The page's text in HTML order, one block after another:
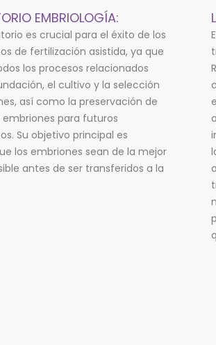
EMBRIOLOGÍA:
es crucial para el éxito de los
de fertilización asistida, ya que
los procesos relacionados
el cultivo y la selección
así como la preservación de
para futuros
Su objetivo principal es
los embriones sean de la mejor
antes de ser transferidos a la